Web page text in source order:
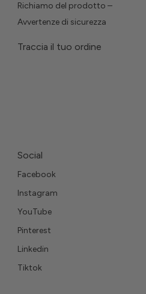
Richiamo del prodotto –
Avvertenze di sicurezza
Traccia il tuo ordine
Social
Facebook
Instagram
YouTube
Pinterest
Linkedin
Tiktok